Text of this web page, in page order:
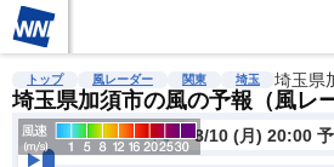
雨雲レーダー 台風情報 地震情報 警
トップ 風レーダー 関東 埼玉 埼玉県
埼玉県加須市の風の予報（風レ
8/10 (月) 20:00